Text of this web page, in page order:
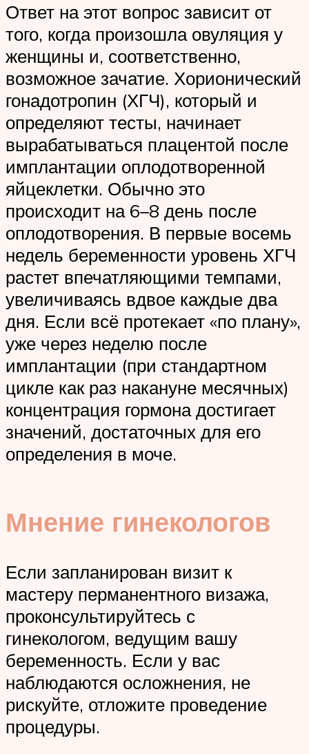
Ответ на этот вопрос зависит от
того, когда произошла овуляция у
женщины и, соответственно,
возможное зачатие. Хорионический
гонадотропин (ХГЧ), который и
определяют тесты, начинает
вырабатываться плацентой после
имплантации оплодотворенной
яйцеклетки. Обычно это
происходит на 6–8 день после
оплодотворения. В первые восемь
недель беременности уровень ХГЧ
растет впечатляющими темпами,
увеличиваясь вдвое каждые два
дня. Если всё протекает «по плану»,
уже через неделю после
имплантации (при стандартном
цикле как раз накануне месячных)
концентрация гормона достигает
значений, достаточных для его
определения в моче.
Мнение гинекологов
Если запланирован визит к
мастеру перманентного визажа,
проконсультируйтесь с
гинекологом, ведущим вашу
беременность. Если у вас
наблюдаются осложнения, не
рискуйте, отложите проведение
процедуры.